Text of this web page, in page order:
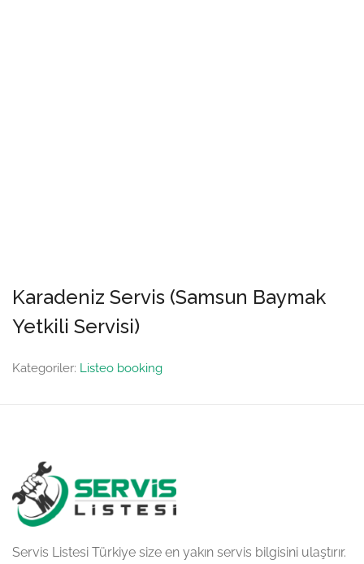
Karadeniz Servis (Samsun Baymak
Yetkili Servisi)
Kategoriler: Listeo booking
Servis Listesi Türkiye size en yakın servis bilgisini ulaştırır.